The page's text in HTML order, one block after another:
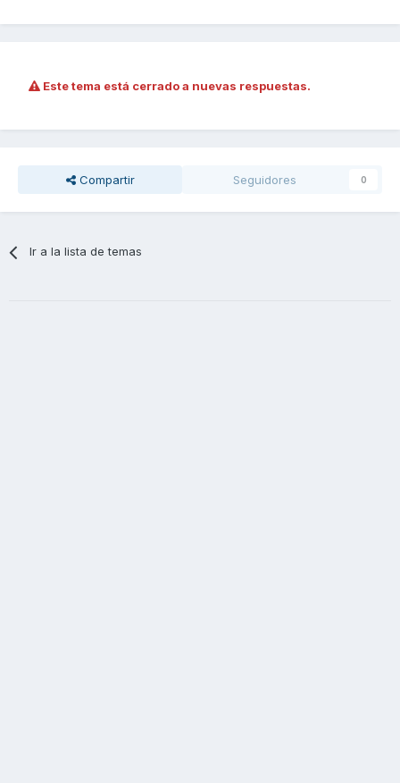
Este tema está cerrado a nuevas respuestas.
Compartir Seguidores 0
Ir a la lista de temas